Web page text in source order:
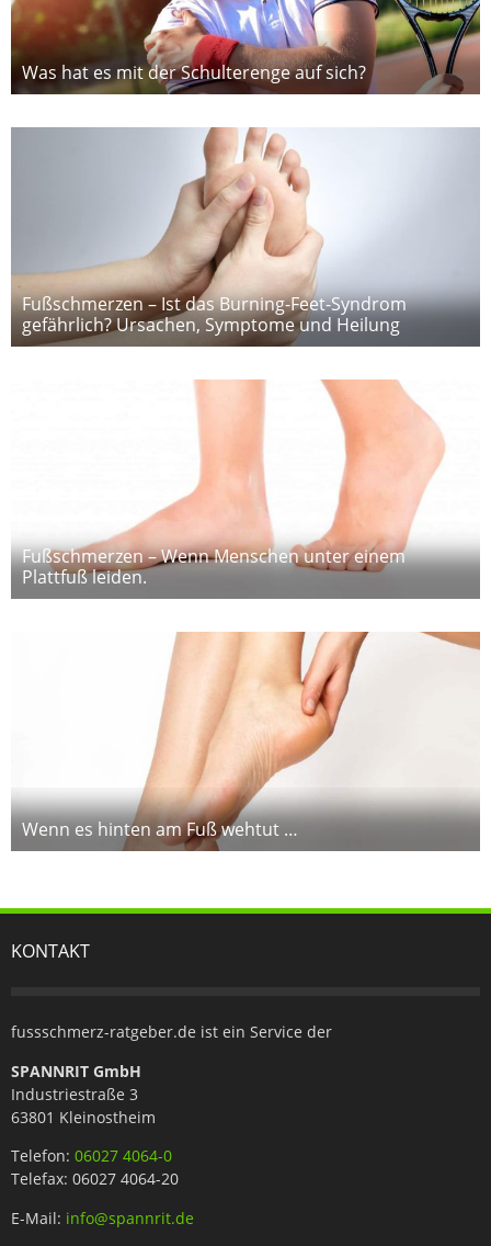
Was hat es mit der Schulterenge auf sich?
Fußschmerzen – Ist das Burning-Feet-Syndrom
gefährlich? Ursachen, Symptome und Heilung
Fußschmerzen – Wenn Menschen unter einem
Plattfuß leiden.
Wenn es hinten am Fuß wehtut …
KONTAKT
fussschmerz-ratgeber.de ist ein Service der
SPANNRIT GmbH
Industriestraße 3
63801 Kleinostheim
Telefon: 06027 4064-0
Telefax: 06027 4064-20
E-Mail: info@spannrit.de